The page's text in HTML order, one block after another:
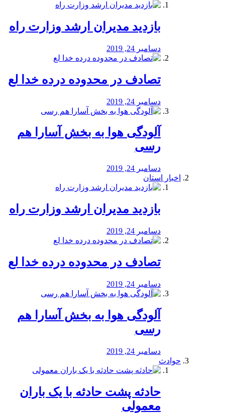
بازدید مدیران ارشد وزارت راه
دسامبر 24, 2019
تصادف در محدوده درده خدا لع
دسامبر 24, 2019
آلودگی هوا به بخش آسارا هم
رسی
دسامبر 24, 2019
اخبار استان
بازدید مدیران ارشد وزارت راه
دسامبر 24, 2019
تصادف در محدوده درده خدا لع
دسامبر 24, 2019
آلودگی هوا به بخش آسارا هم
رسی
دسامبر 24, 2019
حوادث
️حادثه پشت حادثه با یک باران
معمولی